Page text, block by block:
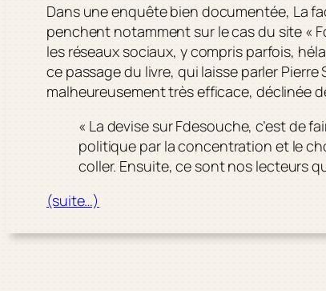
Dans une enquête bien documentée, La
penchent notamment sur le cas du site «
les réseaux sociaux, y compris parfois,
ce passage du livre, qui laisse parler
malheureusement très efficace, déclinée
« La devise sur Fdesouche, c’est de
politique par la concentration et le
coller. Ensuite, ce sont nos lecteurs
(suite…)